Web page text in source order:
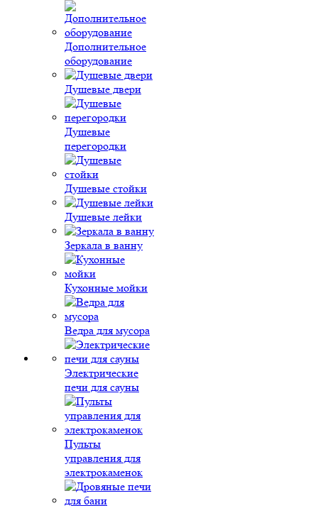
Дополнительное
оборудование
Душевые двери
Душевые
перегородки
Душевые стойки
Душевые лейки
Зеркала в ванну
Кухонные мойки
Ведра для мусора
Электрические
печи для сауны
Пульты
управления для
электрокаменок